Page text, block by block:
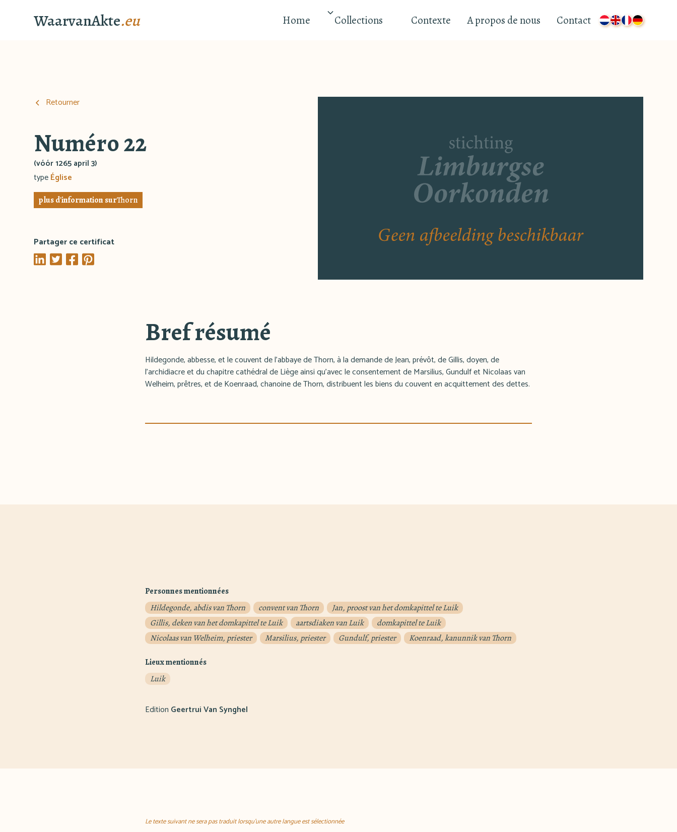
WaarvanAkte.eu Home Collections Contexte A propos de nous Contact
Retourner
Numéro 22
(vóór 1265 april 3)
typeÉglise
plus d'information surThorn
Partager ce certificat
Bref résumé
Hildegonde, abbesse, et le couvent de l'abbaye de Thorn, à la demande de Jean, prévôt, de Gillis, doyen, de
l'archidiacre et du chapitre cathédral de Liège ainsi qu'avec le consentement de Marsilius, Gundulf et Nicolaas van
Welheim, prêtres, et de Koenraad, chanoine de Thorn, distribuent les biens du couvent en acquittement des dettes.
Personnes mentionnées
Hildegonde, abdis van Thorn
convent van Thorn
Jan, proost van het domkapittel te Luik
Gillis, deken van het domkapittel te Luik
aartsdiaken van Luik
domkapittel te Luik
Nicolaas van Welheim, priester
Marsilius, priester Gundulf, priester Koenraad, kanunnik van Thorn
Lieux mentionnés
Luik
Edition Geertrui Van Synghel
Le texte suivant ne sera pas traduit lorsqu'une autre langue est sélectionnée